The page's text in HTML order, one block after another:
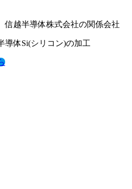
信越半導体株式会社の関係会社
導体Si(シリコン)の加工